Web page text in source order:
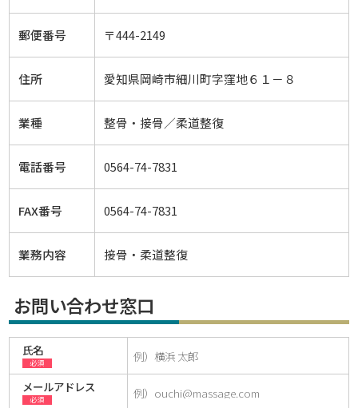
郵便番号 〒444-2149
住所 愛知県岡崎市細川町字窪地６１－８
業種 整骨・接骨／柔道整復
電話番号 0564-74-7831
FAX番号 0564-74-7831
業務内容 接骨・柔道整復
お問い合わせ窓口
氏名
必須
メールアドレス
必須